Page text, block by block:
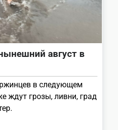
август в
в следующем
ждут грозы, ливни, град